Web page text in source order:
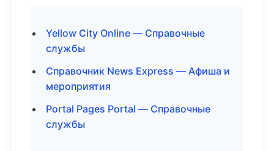
Yellow City Online — Справочные
службы
Справочник News Express — Афиша и
мероприятия
Portal Pages Portal — Справочные
службы